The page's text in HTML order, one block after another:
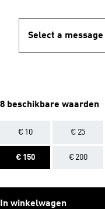
Select a message
8 beschikbare waarden
€ 10 € 25
€ 150 € 200
In winkelwagen